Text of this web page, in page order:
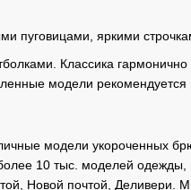
пуговицами, яркими
Классика
модели
модели укороченных
10 тыс. моделей одежды,
Новой почтой, Деливери.